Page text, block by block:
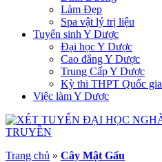
Làm Đẹp
Spa vật lý trị liệu
Tuyển sinh Y Dược
Đại học Y Dược
Cao đẳng Y Dược
Trung Cấp Y Dược
Kỳ thi THPT Quốc gia
Việc làm Y Dược
Trang chủ » Cây Mật Gấu